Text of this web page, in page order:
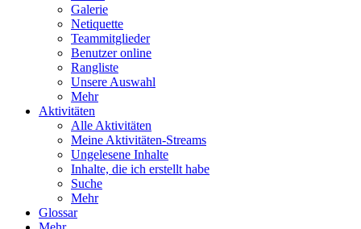
Galerie
Netiquette
Teammitglieder
Benutzer online
Rangliste
Unsere Auswahl
Mehr
Aktivitäten
Alle Aktivitäten
Meine Aktivitäten-Streams
Ungelesene Inhalte
Inhalte, die ich erstellt habe
Suche
Mehr
Glossar